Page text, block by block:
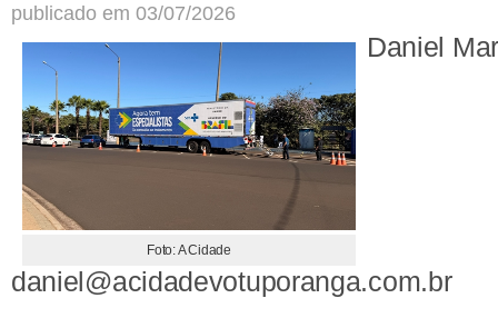
publicado em 03/07/2026
Foto: A Cidade
Daniel
daniel@acidadevotuporanga.com.br